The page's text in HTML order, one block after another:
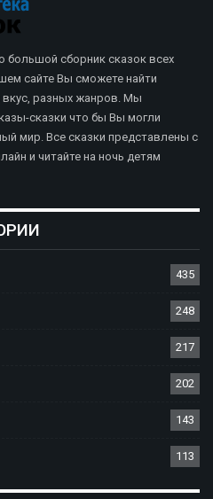
большой сборник сказок всех
сайте Вы сможете найти
вкус, разных жанров. Мы
сказки что бы Вы могли
мир. Все сказки представлены с
и читайте на ночь детям
435
248
217
202
143
113